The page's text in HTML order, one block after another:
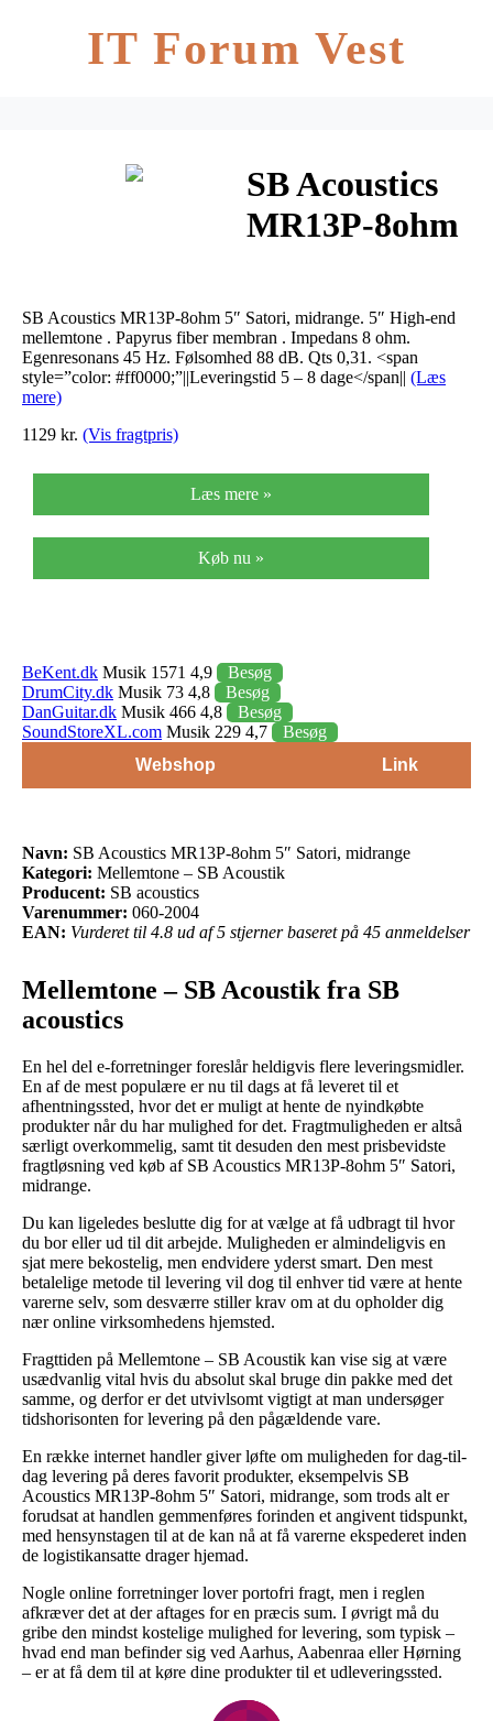
IT Forum Vest
SB Acoustics
MR13P-8ohm
midrange
SB Acoustics MR13P-8ohm 5″ Satori, midrange. 5″ High-end
mellemtone . Papyrus fiber membran . Impedans 8 ohm.
Egenresonans 45 Hz. Følsomhed 88 dB. Qts 0,31. <span
style=”color: #ff0000;”||Leveringstid 5 – 8 dage</span|| (Læs
mere)
1129 kr. (Vis fragtpris)
Læs mere »
Køb nu »
BeKent.dk Musik 1571 4,9
Besøg
DrumCity.dk Musik 73 4,8
Besøg
DanGuitar.dk Musik 466 4,8
Besøg
SoundStoreXL.com Musik 229 4,7
Besøg
Webshop
Link
Navn: SB Acoustics MR13P-8ohm 5″ Satori, midrange
Kategori: Mellemtone – SB Acoustik
Producent: SB acoustics
Varenummer: 060-2004
EAN: Vurderet til 4.8 ud af 5 stjerner baseret på 45 anmeldelser
Mellemtone – SB Acoustik fra SB
acoustics
En hel del e-forretninger foreslår heldigvis flere leveringsmidler.
En af de mest populære er nu til dags at få leveret til et
afhentningssted, hvor det er muligt at hente de nyindkøbte
produkter når du har mulighed for det. Fragtmuligheden er altså
særligt overkommelig, samt tit desuden den mest prisbevidste
fragtløsning ved køb af SB Acoustics MR13P-8ohm 5″ Satori,
midrange.
Du kan ligeledes beslutte dig for at vælge at få udbragt til hvor
du bor eller ud til dit arbejde. Muligheden er almindeligvis en
sjat mere bekostelig, men endvidere yderst smart. Den mest
betalelige metode til levering vil dog til enhver tid være at hente
varerne selv, som desværre stiller krav om at du opholder dig
nær online virksomhedens hjemsted.
Fragttiden på Mellemtone – SB Acoustik kan vise sig at være
usædvanlig vital hvis du absolut skal bruge din pakke med det
samme, og derfor er det utvivlsomt vigtigt at man undersøger
tidshorisonten for levering på den pågældende vare.
En række internet handler giver løfte om muligheden for dag-til-
dag levering på deres favorit produkter, eksempelvis SB
Acoustics MR13P-8ohm 5″ Satori, midrange, som trods alt er
forudsat at handlen gemmenføres forinden et angivent tidspunkt,
med hensynstagen til at de kan nå at få varerne ekspederet inden
de logistikansatte drager hjemad.
Nogle online forretninger lover portofri fragt, men i reglen
afkræver det at der aftages for en præcis sum. I øvrigt må du
gribe den mindst kostelige mulighed for levering, som typisk –
hvad end man befinder sig ved Aarhus, Aabenraa eller Hørning
– er at få dem til at køre dine produkter til et udleveringssted.